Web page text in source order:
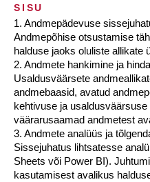
SISU
1. Andmepädevuse
Andmepõhise otsustamise
halduse jaoks oluliste allikate
2. Andmete hankimine ja
Usaldusväärsete
andmebaasid, avatud
kehtivuse ja
väärarusaamad andmetest
3. Andmete analüüs ja
Sissejuhatus lihtsatesse
Sheets või Power BI).
kasutamisest avalikus